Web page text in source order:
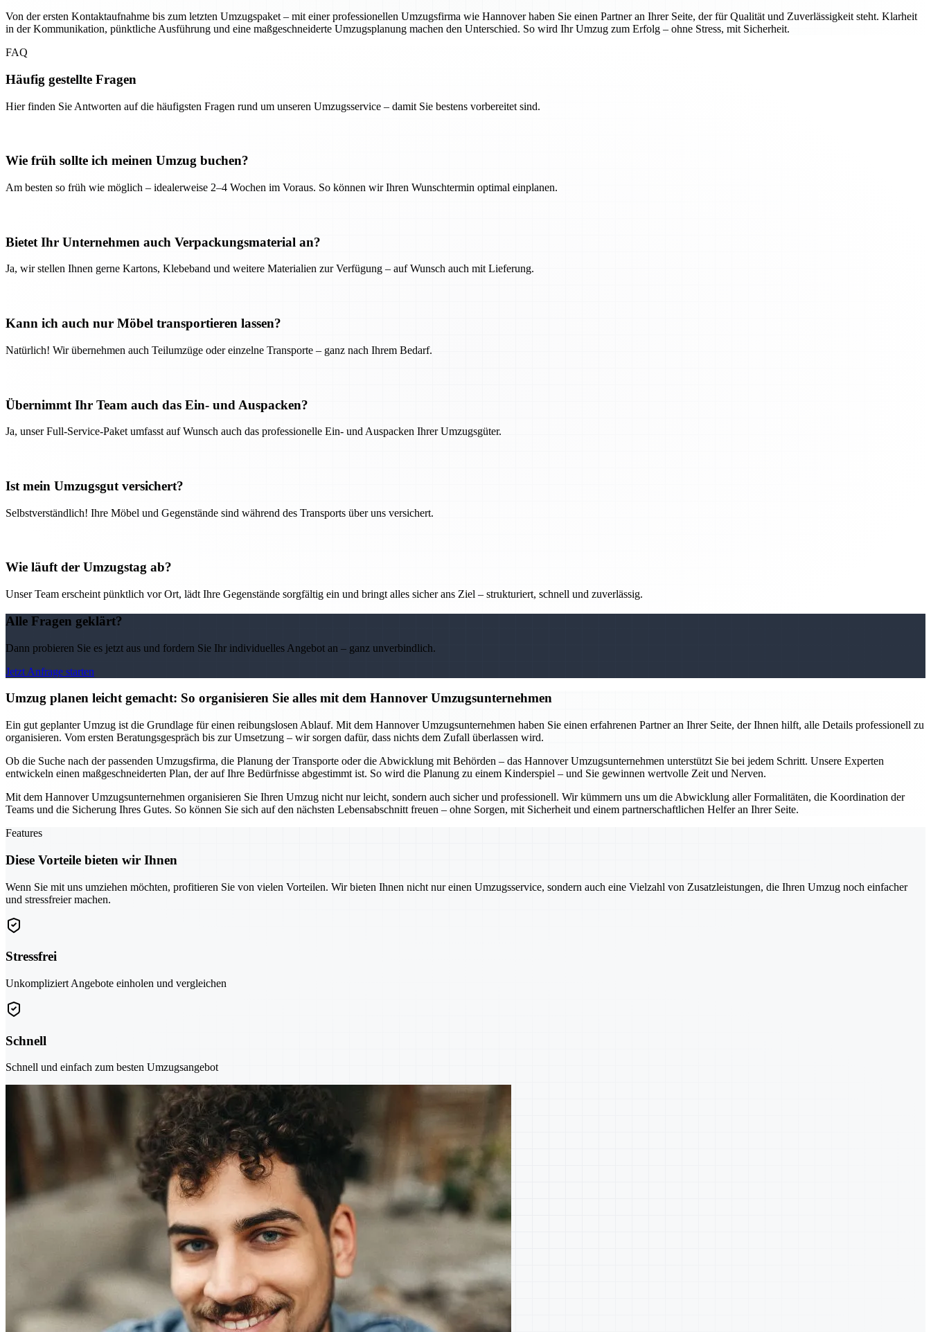
Von der ersten Kontaktaufnahme bis zum letzten Umzugspaket – mit einer professionellen Umzugsfirma wie Hannover haben Sie einen Partner an Ihrer Seite, der für Qualität und Zuverlässigkeit steht. Klarheit
in der Kommunikation, pünktliche Ausführung und eine maßgeschneiderte Umzugsplanung machen den Unterschied. So wird Ihr Umzug zum Erfolg – ohne Stress, mit Sicherheit.
FAQ
Häufig gestellte Fragen
Hier finden Sie Antworten auf die häufigsten Fragen rund um unseren Umzugsservice – damit Sie bestens vorbereitet sind.
Wie früh sollte ich meinen Umzug buchen?
Am besten so früh wie möglich – idealerweise 2–4 Wochen im Voraus. So können wir Ihren Wunschtermin optimal einplanen.
Bietet Ihr Unternehmen auch Verpackungsmaterial an?
Ja, wir stellen Ihnen gerne Kartons, Klebeband und weitere Materialien zur Verfügung – auf Wunsch auch mit Lieferung.
Kann ich auch nur Möbel transportieren lassen?
Natürlich! Wir übernehmen auch Teilumzüge oder einzelne Transporte – ganz nach Ihrem Bedarf.
Übernimmt Ihr Team auch das Ein- und Auspacken?
Ja, unser Full-Service-Paket umfasst auf Wunsch auch das professionelle Ein- und Auspacken Ihrer Umzugsgüter.
Ist mein Umzugsgut versichert?
Selbstverständlich! Ihre Möbel und Gegenstände sind während des Transports über uns versichert.
Wie läuft der Umzugstag ab?
Unser Team erscheint pünktlich vor Ort, lädt Ihre Gegenstände sorgfältig ein und bringt alles sicher ans Ziel – strukturiert, schnell und zuverlässig.
Alle Fragen geklärt?
Dann probieren Sie es jetzt aus und fordern Sie Ihr individuelles Angebot an – ganz unverbindlich.
Jetzt Anfrage starten
Umzug planen leicht gemacht: So organisieren Sie alles mit dem Hannover Umzugsunternehmen
Ein gut geplanter Umzug ist die Grundlage für einen reibungslosen Ablauf. Mit dem Hannover Umzugsunternehmen haben Sie einen erfahrenen Partner an Ihrer Seite, der Ihnen hilft, alle Details professionell zu
organisieren. Vom ersten Beratungsgespräch bis zur Umsetzung – wir sorgen dafür, dass nichts dem Zufall überlassen wird.
Ob die Suche nach der passenden Umzugsfirma, die Planung der Transporte oder die Abwicklung mit Behörden – das Hannover Umzugsunternehmen unterstützt Sie bei jedem Schritt. Unsere Experten
entwickeln einen maßgeschneiderten Plan, der auf Ihre Bedürfnisse abgestimmt ist. So wird die Planung zu einem Kinderspiel – und Sie gewinnen wertvolle Zeit und Nerven.
Mit dem Hannover Umzugsunternehmen organisieren Sie Ihren Umzug nicht nur leicht, sondern auch sicher und professionell. Wir kümmern uns um die Abwicklung aller Formalitäten, die Koordination der
Teams und die Sicherung Ihres Gutes. So können Sie sich auf den nächsten Lebensabschnitt freuen – ohne Sorgen, mit Sicherheit und einem partnerschaftlichen Helfer an Ihrer Seite.
Features
Diese Vorteile bieten wir Ihnen
Wenn Sie mit uns umziehen möchten, profitieren Sie von vielen Vorteilen. Wir bieten Ihnen nicht nur einen Umzugsservice, sondern auch eine Vielzahl von Zusatzleistungen, die Ihren Umzug noch einfacher
und stressfreier machen.
Stressfrei
Unkompliziert Angebote einholen und vergleichen
Schnell
Schnell und einfach zum besten Umzugsangebot